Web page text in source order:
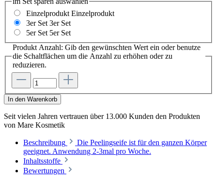
Einzelprodukt Einzelprodukt
3er Set 3er Set
5er Set 5er Set
Produkt Anzahl: Gib den gewünschten Wert ein oder benutze
die Schaltflächen um die Anzahl zu erhöhen oder zu
reduzieren.
In den Warenkorb
Seit vielen Jahren vertrauen über 13.000 Kunden den Produkten
von Mare Kosmetik
Beschreibung
Die Peelingseife ist für den ganzen Körper
geeignet. Anwendung 2-3mal pro Woche.
Inhaltsstoffe
Bewertungen